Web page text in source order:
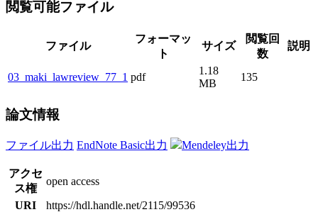
閲覧可能ファイル
ファイル
フォーマッ
ト
サイズ
閲覧回
数
説明
03_maki_lawreview_77_1 pdf
1.18
MB
135
論文情報
ファイル出力 EndNote Basic出力 Mendeley出力
アクセ
ス権
open access
URI
https://hdl.handle.net/2115/99536